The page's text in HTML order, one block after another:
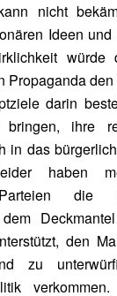
nicht
Ideen
würde
Propaganda
darin
ihre
in das
haben
die
den
zu